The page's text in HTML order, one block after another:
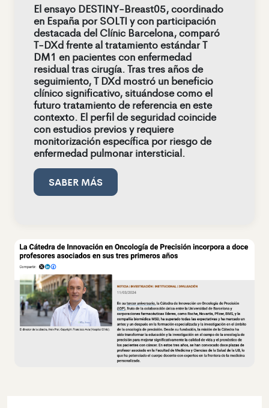
El ensayo DESTINY-Breast05, coordinado
en España por SOLTI y con participación
destacada del Clínic Barcelona, comparó
T-DXd frente al tratamiento estándar T
DM1 en pacientes con enfermedad
residual tras cirugía. Tras tres años de
seguimiento, T DXd mostró un beneficio
clínico significativo, situándose como el
futuro tratamiento de referencia en este
contexto. El perfil de seguridad coincide
con estudios previos y requiere
monitorización específica por riesgo de
enfermedad pulmonar intersticial.
SABER MÁS